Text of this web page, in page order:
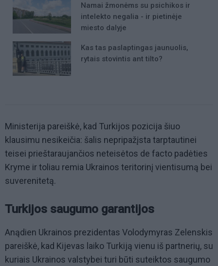
Namai žmonėms su psichikos ir
intelekto negalia - ir pietinėje
miesto dalyje
Kas tas paslaptingas jaunuolis,
rytais stovintis ant tilto?
Ministerija pareiškė, kad Turkijos pozicija šiuo
klausimu nesikeičia: šalis nepripažįsta tarptautinei
teisei prieštaraujančios neteisėtos de facto padėties
Kryme ir toliau remia Ukrainos teritorinį vientisumą bei
suverenitetą.
Turkijos saugumo garantijos
Anądien Ukrainos prezidentas Volodymyras Zelenskis
pareiškė, kad Kijevas laiko Turkiją vienu iš partnerių, su
kuriais Ukrainos valstybei turi būti suteiktos saugumo